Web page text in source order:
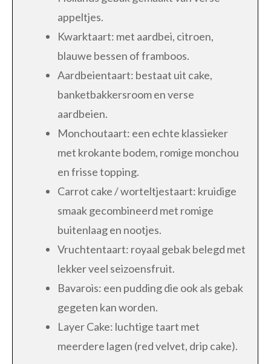
appeltjes.
Kwarktaart: met aardbei, citroen,
blauwe bessen of framboos.
Aardbeientaart: bestaat uit cake,
banketbakkersroom en verse
aardbeien.
Monchoutaart: een echte klassieker
met krokante bodem, romige monchou
en frisse topping.
Carrot cake / worteltjestaart: kruidige
smaak gecombineerd met romige
buitenlaag en nootjes.
Vruchtentaart: royaal gebak belegd met
lekker veel seizoensfruit.
Bavarois: een pudding die ook als gebak
gegeten kan worden.
Layer Cake: luchtige taart met
meerdere lagen (red velvet, drip cake).